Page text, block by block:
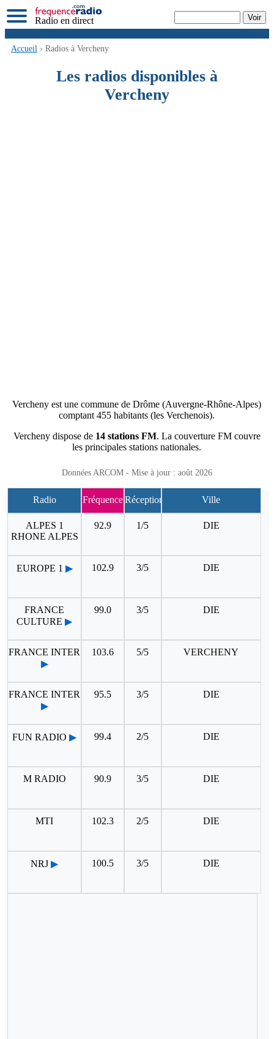
Radio en direct
Accueil › Radios à Vercheny
Les radios disponibles à
Vercheny
Vercheny est une commune de Drôme (Auvergne-Rhône-Alpes)
comptant 455 habitants (les Verchenois).
Vercheny dispose de 14 stations FM. La couverture FM couvre
les principales stations nationales.
Données ARCOM - Mise à jour : août 2026
Radio FréquenceRéception Ville
ALPES 1
RHONE ALPES
92.9 1/5 DIE
EUROPE 1 ▶ 102.9 3/5 DIE
FRANCE
CULTURE ▶
99.0 3/5 DIE
FRANCE INTER
▶
103.6 5/5 VERCHENY
FRANCE INTER
▶
95.5 3/5 DIE
FUN RADIO ▶ 99.4 2/5 DIE
M RADIO 90.9 3/5 DIE
MTI 102.3 2/5 DIE
NRJ ▶ 100.5 3/5 DIE